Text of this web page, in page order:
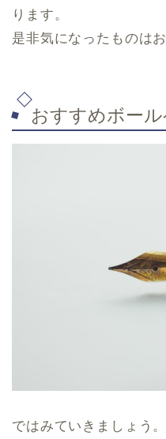
ります。
是非気になったものは
おすすめボー
ではみていきましょう。